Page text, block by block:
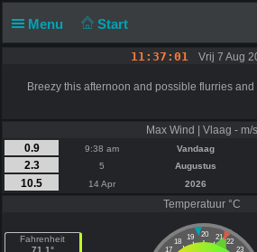
Menu Start
11:37:01 Vrij 7 Aug
Breezy this afternoon and possible flurries
Max Wind | Vlaag - m/s
0.9
9:38 am Vandaag
2.3
5 Augustus
10.5
14 Apr 2026
Temperatuur °C
Fahrenheit
71.1°
20
19 21
18
22
17
23